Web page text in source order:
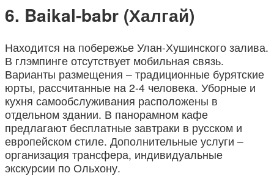
Baikal-babr (Халгай)
Находится на побережье Улан-Хушинского залива.
В глэмпинге отсутствует мобильная связь.
Варианты размещения – традиционные бурятские
юрты, рассчитанные на 2-4 человека. Уборные и
кухня самообслуживания расположены в
отдельном здании. В панорамном кафе
предлагают бесплатные завтраки в русском и
европейском стиле. Дополнительные услуги –
организация трансфера, индивидуальные
экскурсии по Ольхону.